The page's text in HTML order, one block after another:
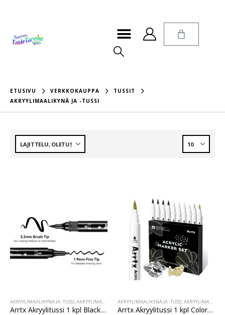
ETUSIVU VERKKOKAUPPA
TUSSIT
AKRYYLIMAALIKYNÄ JA -TUSSI
AKRYYLIMAALIKYNÄ JA -TUSSI,AKRYYLIMAALIKYNÄ JA -TUSSI ,AKRYYLIMAALIKYNÄ JA -TUSSI
Arrtx Akryylitussi 1 kpl Black Colors Acrylic Paint Marker Dual Tip
AKRYYLIMAALIKYNÄ JA -TUSSI,AKRYYLIMAALIKYNÄ JA -TUSSI
Arrtx Akryylitussi 1 kpl Colors Acrylic Paint Marker Black